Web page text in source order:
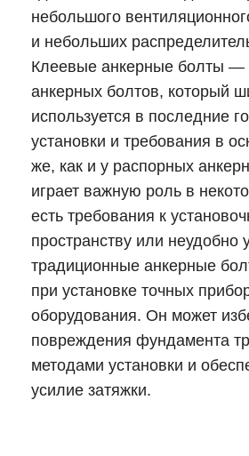
небольшого
и небольших
Клеевые анкерные болты —
анкерных болтов, который
используется в последние
установки и требования в
же, как и у распорных
играет важную роль в
есть требования к
пространству или неудобно
традиционные анкерные
при установке точных
оборудования. Он может
повреждения фундамента
методами установки и
усилие затяжки.